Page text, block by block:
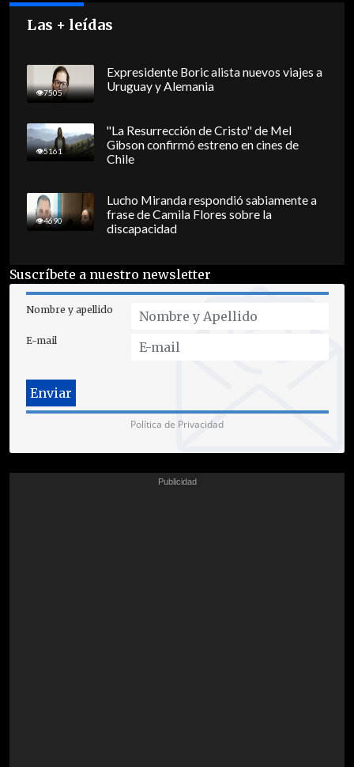
Las + leídas
7505
Expresidente Boric alista nuevos viajes a
Uruguay y Alemania
5161
"La Resurrección de Cristo" de Mel
Gibson confirmó estreno en cines de
Chile
4690
Lucho Miranda respondió sabiamente a
frase de Camila Flores sobre la
discapacidad
Suscríbete a nuestro newsletter
Nombre y apellido
E-mail
Política de Privacidad